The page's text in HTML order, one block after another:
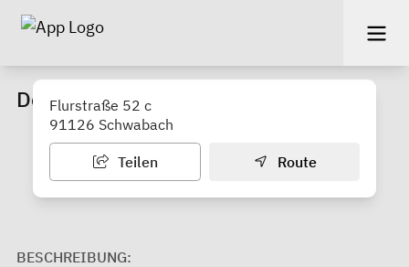
Donum Vitae Schwabach
Flurstraße 52 c
91126 Schwabach
Teilen Route
BESCHREIBUNG: